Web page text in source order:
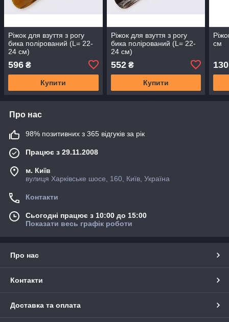
Ріжок для взуття з рогу
бика полірований (L= 22-
24 см)
596 ₴
Купити
Ріжок для взуття з рогу
бика полірований (L= 22-
24 см)
552₴
Купити
см
130
Про нас
98% позитивних з 365 відгуків за рік
Працює з 29.11.2008
м. Київ
вулиця Харківське шосе, 160, Київ, Україна
Контакти
Сьогодні працює з 10:00 до 15:00
Показати весь графік роботи
Про нас
Контакти
Доставка та оплата